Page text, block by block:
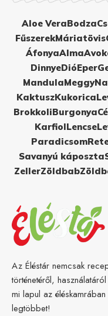
Aloe VeraBodza
FűszerekMáriatövis
ÁfonyaAlma
DinnyeDióEper
MandulaMeggy
KaktuszKukorica
BrokkoliBurgonya
KarfiolLencse
Paradicsom
Savanyú káposzta
ZellerZöldbab
Az Éléstár nemcsak
történetéről,
mi lapul az
legtöbbet!